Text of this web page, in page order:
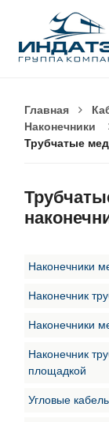
Главная
Наконечники
Трубчатые
Наконечники
Наконечник
Наконечники
Наконечник
площадкой
Угловые